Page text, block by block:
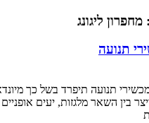
מחפרון ליגונג
תנועה
תנועה תיפרד בשל כך
בין השאר מלגזות, יעים